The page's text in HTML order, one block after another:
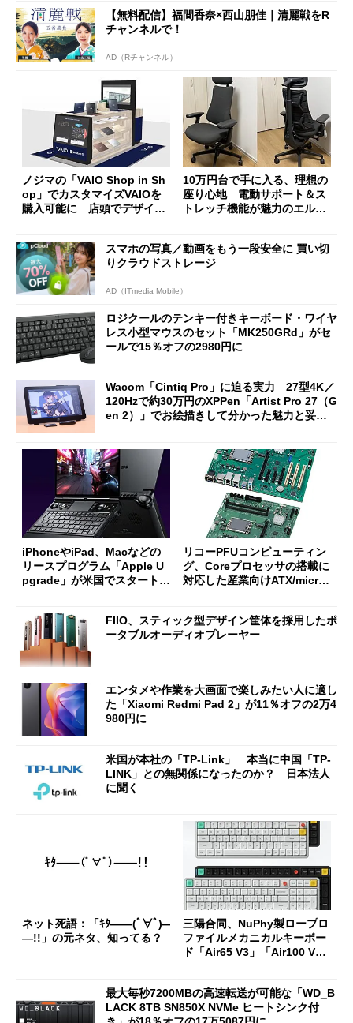
【無料配信】福間香奈×西山朋佳｜清麗戦をR
チャンネルで！
AD（Rチャンネル）
ノジマの「VAIO Shop in Sh
op」でカスタマイズVAIOを
購入可能に 店頭でデザイン
10万円台で手に入る、理想の
座り心地 電動サポート＆ス
トレッチ機能が魅力のエルゴ
スマホの写真／動画をもう一段安全に 買い切
りクラウドストレージ
AD（ITmedia Mobile）
ロジクールのテンキー付きキーボード・ワイヤ
レス小型マウスのセット「MK250GRd」がセ
ールで15％オフの2980円に
Wacom「Cintiq Pro」に迫る実力 27型4K／
120Hzで約30万円のXPPen「Artist Pro 27（G
en 2）」でお絵描きして分かった魅力と妥協
iPhoneやiPad、Macなどの
リースプログラム「Apple U
pgrade」が米国でスタート／
ut」が明...
リコーPFUコンピューティン
グ、Coreプロセッサの搭載に
対応した産業向けATX/micro
FIIO、スティック型デザイン筐体を採用したポ
ータブルオーディオプレーヤー
エンタメや作業を大画面で楽しみたい人に適し
た「Xiaomi Redmi Pad 2」が11％オフの2万4
980円に
米国が本社の「TP-Link」 本当に中国「TP-
LINK」との無関係になったのか？ 日本法人
に聞く
ネット死語：「ｷﾀ――(ﾟ∀ﾟ)―
―!!」の元ネタ、知ってる？
三陽合同、NuPhy製ロープロ
ファイルメカニカルキーボー
ド「Air65 V3」「Air100 V
最大毎秒7200MBの高速転送が可能な「WD_B
LACK 8TB SN850X NVMe ヒートシンク付